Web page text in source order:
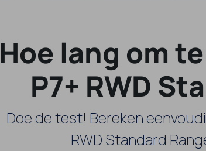
Hoe lang om
P7+ RWD
Doe de test! Bereken
RWD Standard